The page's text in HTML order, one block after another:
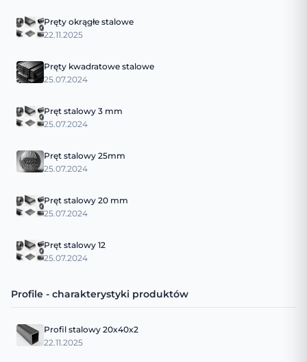
Pręty okrągłe stalowe
22.11.2025
Pręty kwadratowe stalowe
25.07.2024
Pręt stalowy 3 mm
25.07.2024
Pręt stalowy 25mm
25.07.2024
Pręt stalowy 20 mm
25.07.2024
Pręt stalowy 12
25.07.2024
Profile - charakterystyki produktów
Profil stalowy 20x40x2
22.11.2025